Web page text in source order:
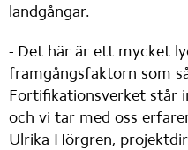
landgångar.
- Det här är ett mycket
framgångsfaktorn som
Fortifikationsverket står
och vi tar med oss
Ulrika Hörgren,